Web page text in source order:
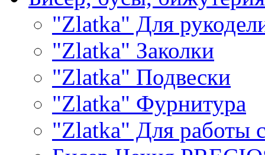
"Zlatka" Для
"Zlatka" Заколки
"Zlatka" Подвески
"Zlatka" Фурнитура
"Zlatka" Для работы